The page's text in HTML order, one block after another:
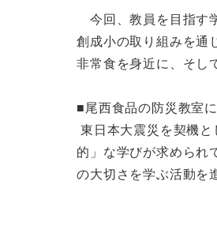
今回、教員を目指す
創成小の取り組みを通
非常食を身近に、そし
■尾西食品の防災教室
東日本大震災を契機
的」な学びが求められ
の大切さを学ぶ活動を